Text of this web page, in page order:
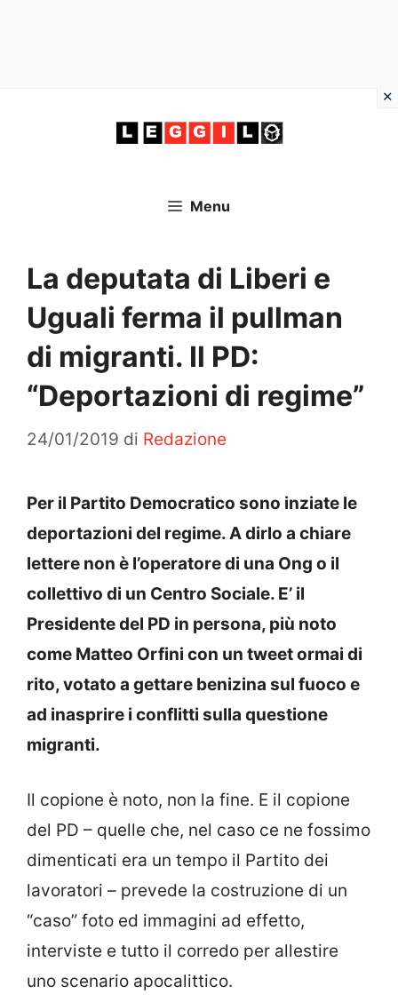
Menu
La deputata di Liberi e
Uguali ferma il pullman
di migranti. Il PD:
“Deportazioni di regime”
24/01/2019 di Redazione
Per il Partito Democratico sono inziate le
deportazioni del regime. A dirlo a chiare
lettere non è l’operatore di una Ong o il
collettivo di un Centro Sociale. E’ il
Presidente del PD in persona, più noto
come Matteo Orfini con un tweet ormai di
rito, votato a gettare benizina sul fuoco e
ad inasprire i conflitti sulla questione
migranti.
Il copione è noto, non la fine. E il copione
del PD – quelle che, nel caso ce ne fossimo
dimenticati era un tempo il Partito dei
lavoratori – prevede la costruzione di un
“caso” foto ed immagini ad effetto,
interviste e tutto il corredo per allestire
uno scenario apocalittico.